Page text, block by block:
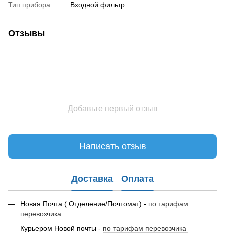
Тип прибора
Входной фильтр
Отзывы
Добавьте первый отзыв
Написать отзыв
Доставка Оплата
Новая Почта ( Отделение/Почтомат) - по тарифам
перевозчика
Курьером Новой почты - по тарифам перевозчика